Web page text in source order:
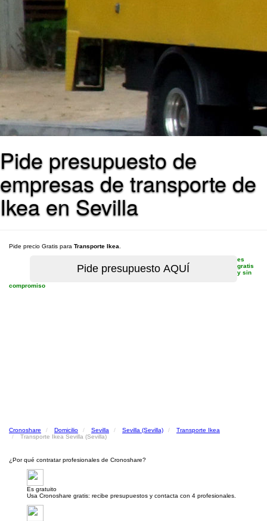
Pide presupuesto de
empresas de transporte de
Ikea en Sevilla
Pide precio Gratis para Transporte Ikea
es
gratis
y sin
compromiso
Cronoshare Domicilio Sevilla Sevilla (Sevilla)
Transporte Ikea
Transporte Ikea Sevilla (Sevilla)
¿Por qué contratar profesionales de Cronoshare?
Es gratuito
Usa Cronoshare gratis: recibe presupuestos y contacta con 4 profesionales.